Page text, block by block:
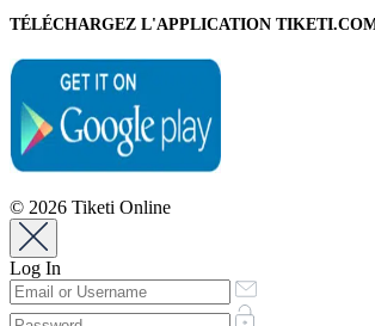
TÉLÉCHARGEZ L'APPLICATION
© 2026 Tiketi Online
Log In